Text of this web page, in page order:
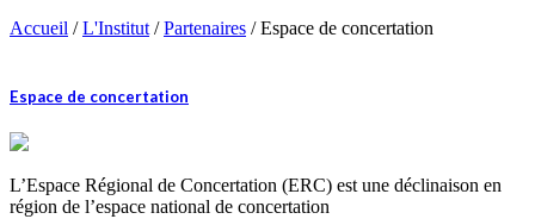
Accueil /L'Institut /Partenaires /Espace de concertation
Espace de concertation
L’Espace Régional de Concertation (ERC) est une déclinaison en
région de l’espace national de concertation